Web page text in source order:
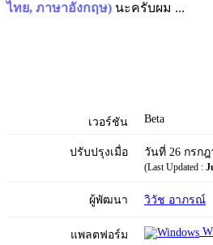
ไทย, ภาษาอังกฤษ) นะครับผม ...
เวอร์ชัน Beta
ปรับปรุงเมื่อ วันที่ 26 กรกฎ
(Last Updated :
ผู้พัฒนา วิวัช อาภรณ์
แพลตฟอร์ม